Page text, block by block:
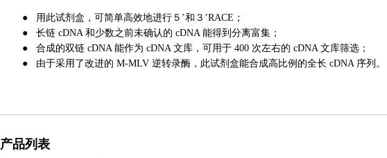
● 用此试剂盒，可简单高效地进行５’和３’RACE；
● 长链 cDNA 和少数之前未确认的 cDNA 能得到分离富集；
● 合成的双链 cDNA 能作为 cDNA 文库，可用于 400 次左右的 cDNA 文库筛选；
● 由于采用了改进的 M-MLV 逆转录酶，此试剂盒能合成高比例的全长 cDNA 序列。
产品列表